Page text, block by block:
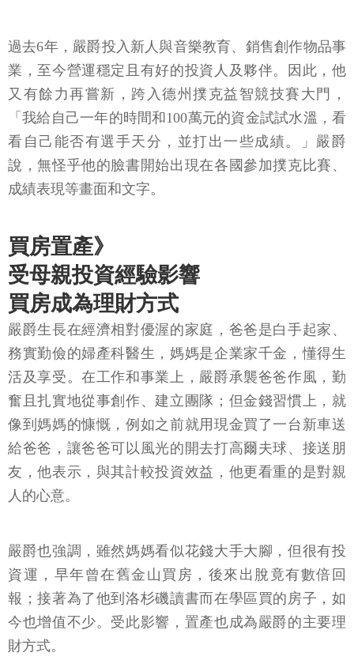
過去6年，嚴爵投入新人與音樂教育、銷售創作物品事
業，至今營運穩定且有好的投資人及夥伴。因此，他
又有餘力再嘗新，跨入德州撲克益智競技賽大門，
「我給自己一年的時間和100萬元的資金試試水溫，看
看自己能否有選手天分，並打出一些成績。」嚴爵
說，無怪乎他的臉書開始出現在各國參加撲克比賽、
成績表現等畫面和文字。
買房置產》
受母親投資經驗影響
買房成為理財方式
嚴爵生長在經濟相對優渥的家庭，爸爸是白手起家、
務實勤儉的婦產科醫生，媽媽是企業家千金，懂得生
活及享受。在工作和事業上，嚴爵承襲爸爸作風，勤
奮且扎實地從事創作、建立團隊；但金錢習慣上，就
像到媽媽的慷慨，例如之前就用現金買了一台新車送
給爸爸，讓爸爸可以風光的開去打高爾夫球、接送朋
友，他表示，與其計較投資效益，他更看重的是對親
人的心意。
嚴爵也強調，雖然媽媽看似花錢大手大腳，但很有投
資運，早年曾在舊金山買房，後來出脫竟有數倍回
報；接著為了他到洛杉磯讀書而在學區買的房子，如
今也增值不少。受此影響，置產也成為嚴爵的主要理
財方式。